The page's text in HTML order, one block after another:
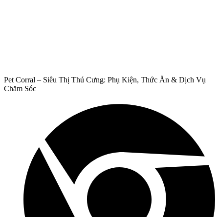
Pet Corral – Siêu Thị Thú Cưng: Phụ Kiện, Thức Ăn & Dịch Vụ
Chăm Sóc